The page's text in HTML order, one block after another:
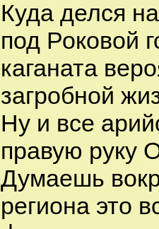
Куда делся
под Роковой
каганата
загробной
Ну и все
правую руку
Думаешь
региона это